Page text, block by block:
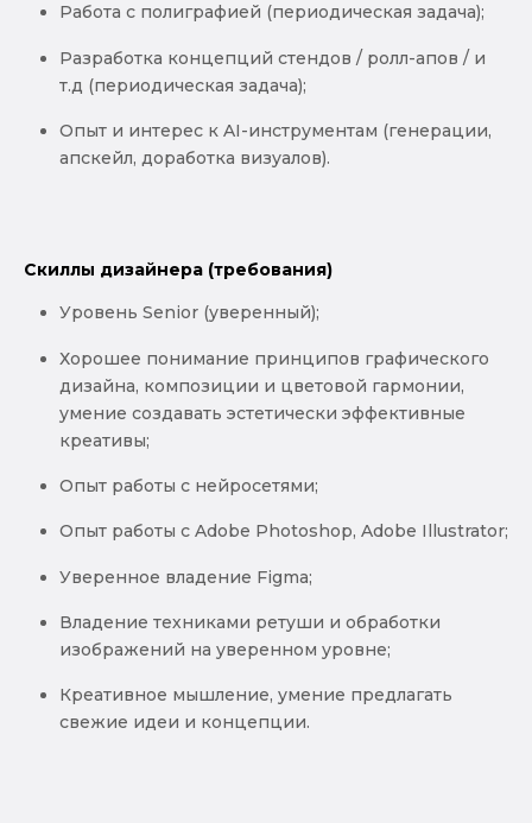
Работа с полиграфией (периодическая задача);
Разработка концепций стендов / ролл-апов / и
т.д (периодическая задача);
Опыт и интерес к AI-инструментам (генерации,
апскейл, доработка визуалов).
Скиллы дизайнера (требования)
Уровень Senior (уверенный);
Хорошее понимание принципов графического
дизайна, композиции и цветовой гармонии,
умение создавать эстетически эффективные
креативы;
Опыт работы с нейросетями;
Опыт работы с Adobe Photoshop, Adobe Illustrator;
Уверенное владение Figma;
Владение техниками ретуши и обработки
изображений на уверенном уровне;
Креативное мышление, умение предлагать
свежие идеи и концепции.